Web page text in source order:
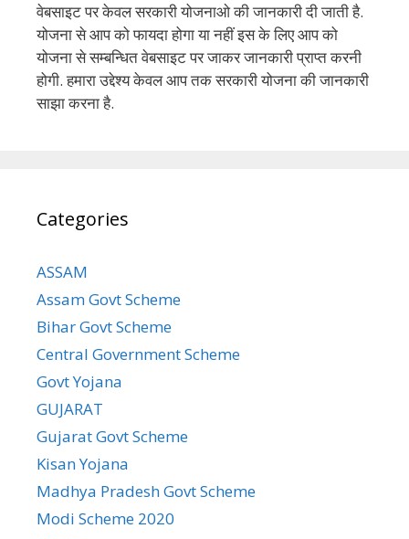
Categories
Bihar Govt Scheme
Govt Yojana
GUJARAT
Gujarat Govt Scheme
Kisan Yojana
Madhya Pradesh Govt Scheme
Modi Scheme 2020
Odisa
Pension Yojana
PM Kisan Yojana
PM Modi Scheme